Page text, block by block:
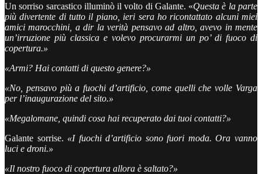
Un sorriso sarcastico illuminò il volto di Galante. «Questa è la parte
più divertente di tutto il piano, ieri sera ho ricontattato alcuni miei
amici marocchini, a dir la verità pensavo ad altro, avevo in mente
un’irruzione più classica e volevo procurarmi un po’ di fuoco di
copertura.»
«Armi? Hai contatti di questo genere?»
«No, pensavo più a fuochi d’artificio, come quelli che volle Varga
per l’inaugurazione del sito.»
«Megalomane, quindi cosa hai recuperato dai tuoi contatti?»
Galante sorrise. «I fuochi d’artificio sono fuori moda. Ora vanno
luci e droni.»
«Il nostro fuoco di copertura allora è saltato?»